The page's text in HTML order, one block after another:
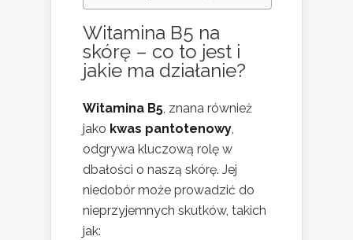
Witamina B5 na
skórę – co to jest i
jakie ma działanie?
Witamina B5, znana również
jako kwas pantotenowy,
odgrywa kluczową rolę w
dbałości o naszą skórę. Jej
niedobór może prowadzić do
nieprzyjemnych skutków, takich
jak: